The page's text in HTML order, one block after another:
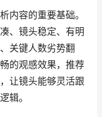
内容的重要基础。
、镜头稳定、有明
关键人数劣势翻
的观感效果，推荐
让镜头能够灵活跟
辑。